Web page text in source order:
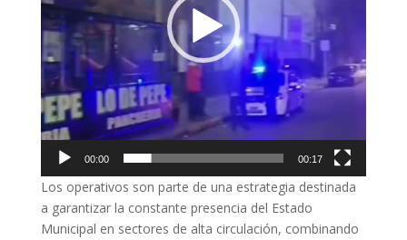
00:00 00:17
Los operativos son parte de una estrategia destinada
a garantizar la constante presencia del Estado
Municipal en sectores de alta circulación, combinando